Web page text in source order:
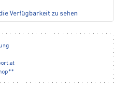
Verfügbarkeit zu sehen